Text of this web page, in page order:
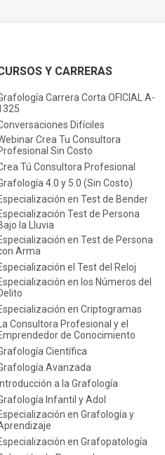
Y CARRERAS
Carrera Corta OFICIAL A-
Difíciles
Crea Tu Consultora
Sin Costo
Tú Consultora Profesional
4.0 y 5.0 (Sin Costo)
en Test de Bender
Test de Persona
la Lluvia
en Test de Persona
Arma
el Test del Reloj
en los Números del
en Criptogramas
La Consultora Profesional y el
de Conocimiento
Científica
Avanzada
Introducción a la Grafología
Infantil y Adol
en Grafología y
en Grafopatología